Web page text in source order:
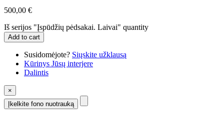
500,00 €
Iš serijos "Įspūdžių pėdsakai. Laivai" quantity
Add to cart
Susidomėjote? Siųskite užklausą
Kūrinys Jūsų interjere
Dalintis
×
Įkelkite fono nuotrauką